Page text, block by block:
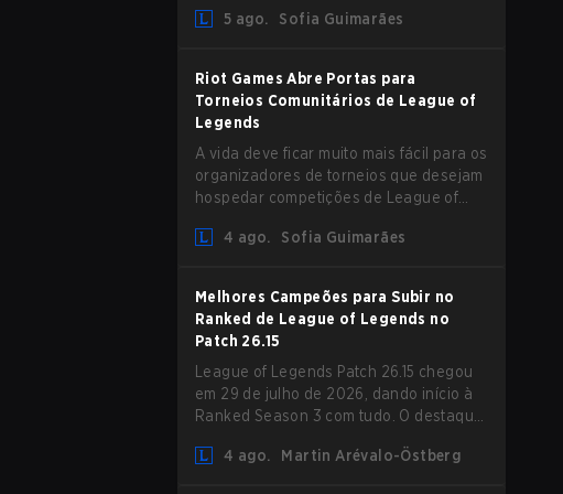
nerfs em Camille que podem impactar
5 ago. Sofia Guimarães
Riot Games Abre Portas para
Torneios Comunitários de League of
Legends
A vida deve ficar muito mais fácil para os
organizadores de torneios que desejam
hospedar competições de League of
suas Diretrizes de Competições
4 ago. Sofia Guimarães
Melhores Campeões para Subir no
Ranked de League of Legends no
Patch 26.15
League of Legends Patch 26.15 chegou
em 29 de julho de 2026, dando início à
Ranked Season 3 com tudo. O destaque
a última atualização também trouxe
4 ago. Martin Arévalo-Östberg